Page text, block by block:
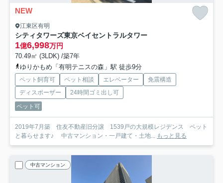
NEW
江東区有明
シティタワーズ東京ベイセントラルタワー
1億6,998万円
70.49㎡ (3LDK) /築7年
ゆりかもめ「有明テニスの森」駅 徒歩9分
ペット飼育可 ペット相談 エレベーター
免震構造
ディスポーザー
24時間ゴミ出し可
ペット可
2019年7月築 住友不動産旧分譲 1539戸の大規模レジデンス ペット
と暮らせます♪ 中古マンション・一戸建て・土地... もっと見る
中古マンション